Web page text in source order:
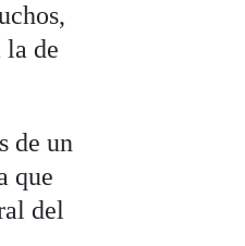
la de
de un
que
del